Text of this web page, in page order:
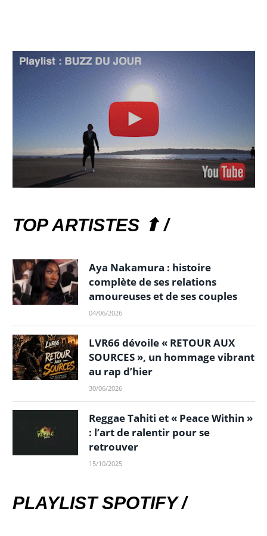
TOP ARTISTES ⬆ /
Aya Nakamura : histoire
complète de ses relations
amoureuses et de ses couples
04/06/2026
LVR66 dévoile « RETOUR AUX
SOURCES », un hommage vibrant
au rap d’hier
30/06/2026
Reggae Tahiti et « Peace Within »
: l’art de ralentir pour se
retrouver
15/10/2025
PLAYLIST SPOTIFY /